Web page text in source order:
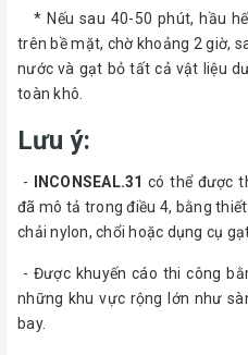
* Nếu sau 40-50 phút, hầu
trên bề mặt, chờ khoảng 2 giờ,
nước và gạt bỏ tất cả vật liệu
toàn khô.
Lưu ý:
- INCONSEAL.31 có thể được
đã mô tả trong điều 4, bằng
chải nylon, chổi hoặc dụng cụ
- Được khuyến cáo thi công
những khu vực rộng lớn như
bay.